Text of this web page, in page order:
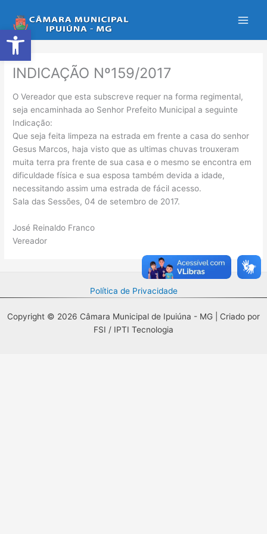
Abrir a barra de ferramentas
para
o
conteúdo
INDICAÇÃO Nº159/2017
O Vereador que esta subscreve requer na forma regimental,
seja encaminhada ao Senhor Prefeito Municipal a seguinte
Indicação:
Que seja feita limpeza na estrada em frente a casa do senhor
Gesus Marcos, haja visto que as ultimas chuvas trouxeram
muita terra pra frente de sua casa e o mesmo se encontra em
dificuldade física e sua esposa também devida a idade,
necessitando assim uma estrada de fácil acesso.
Sala das Sessões, 04 de setembro de 2017.
José Reinaldo Franco
Vereador
Política de Privacidade
Copyright © 2026 Câmara Municipal de Ipuiúna - MG | Criado por
FSI / IPTI Tecnologia